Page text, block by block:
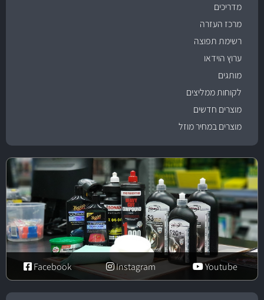
מדריכים
מרכז העזרה
רשימת תפוצה
ערוץ הוידאו
מותגים
לקוחות ממליצים
מוצרים חדשים
מוצרים במחיר מוזל
Youtube
Instagram
Facebook